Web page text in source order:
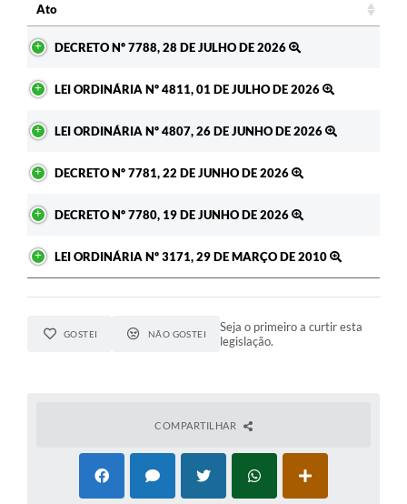
Ato
DECRETO Nº 7788, 28 DE JULHO DE 2026
LEI ORDINÁRIA Nº 4811, 01 DE JULHO DE 2026
LEI ORDINÁRIA Nº 4807, 26 DE JUNHO DE 2026
DECRETO Nº 7781, 22 DE JUNHO DE 2026
DECRETO Nº 7780, 19 DE JUNHO DE 2026
LEI ORDINÁRIA Nº 3171, 29 DE MARÇO DE 2010
GOSTEI NÃO GOSTEI
Seja o primeiro a curtir esta
legislação.
COMPARTILHAR